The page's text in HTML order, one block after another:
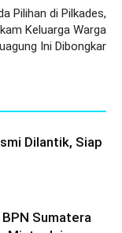
Pilihan di Pilkades,
Keluarga Warga
Ini Dibongkar
Dilantik, Siap
Sumatera